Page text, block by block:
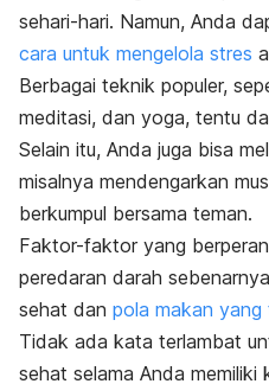
sehari-hari. Namun, Anda
cara untuk mengelola stres
Berbagai teknik populer,
meditasi, dan yoga, tentu
Selain itu, Anda juga bisa
misalnya mendengarkan
berkumpul bersama teman.
Faktor-faktor yang
peredaran darah
sehat dan pola makan yang
Tidak ada kata terlambat
sehat selama Anda memiliki